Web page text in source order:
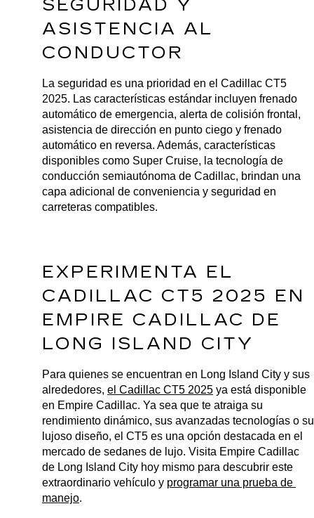
SEGURIDAD Y
ASISTENCIA AL
CONDUCTOR
La seguridad es una prioridad en el Cadillac CT5
2025. Las características estándar incluyen frenado
automático de emergencia, alerta de colisión frontal,
asistencia de dirección en punto ciego y frenado
automático en reversa. Además, características
disponibles como Super Cruise, la tecnología de
conducción semiautónoma de Cadillac, brindan una
capa adicional de conveniencia y seguridad en
carreteras compatibles.
EXPERIMENTA EL
CADILLAC CT5 2025 EN
EMPIRE CADILLAC DE
LONG ISLAND CITY
Para quienes se encuentran en Long Island City y sus
alrededores, el Cadillac CT5 2025 ya está disponible
en Empire Cadillac. Ya sea que te atraiga su
rendimiento dinámico, sus avanzadas tecnologías o su
lujoso diseño, el CT5 es una opción destacada en el
mercado de sedanes de lujo. Visita Empire Cadillac
de Long Island City hoy mismo para descubrir este
extraordinario vehículo y programar una prueba de
manejo.